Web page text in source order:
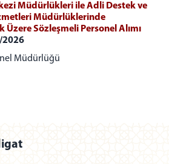
Müdürlükleri ile Adli Destek ve
Müdürlüklerinde
Üzere Sözleşmeli Personel Alımı
2026
Müdürlüğü